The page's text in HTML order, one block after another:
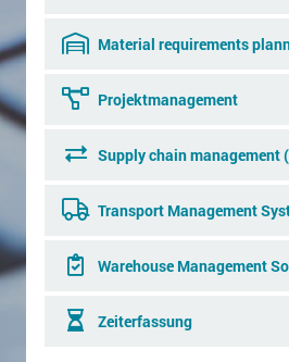
Material requirements
Projektmanagement
Supply chain management
Transport Management
Warehouse Management
Zeiterfassung